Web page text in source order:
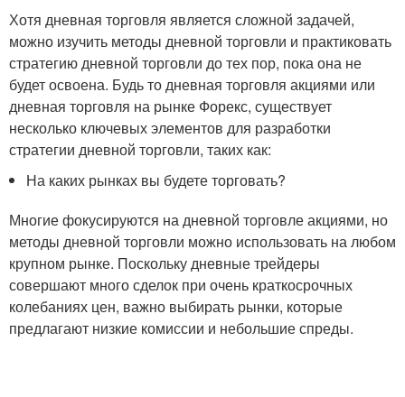
Хотя дневная торговля является сложной задачей,
можно изучить методы дневной торговли и практиковать
стратегию дневной торговли до тех пор, пока она не
будет освоена. Будь то дневная торговля акциями или
дневная торговля на рынке Форекс, существует
несколько ключевых элементов для разработки
стратегии дневной торговли, таких как:
На каких рынках вы будете торговать?
Многие фокусируются на дневной торговле акциями, но
методы дневной торговли можно использовать на любом
крупном рынке. Поскольку дневные трейдеры
совершают много сделок при очень краткосрочных
колебаниях цен, важно выбирать рынки, которые
предлагают низкие комиссии и небольшие спреды.